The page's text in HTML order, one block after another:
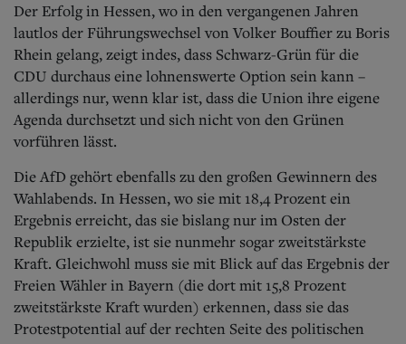
Der Erfolg in Hessen, wo in den vergangenen Jahren
lautlos der Führungswechsel von Volker Bouffier zu Boris
Rhein gelang, zeigt indes, dass Schwarz-Grün für die
CDU durchaus eine lohnenswerte Option sein kann –
allerdings nur, wenn klar ist, dass die Union ihre eigene
Agenda durchsetzt und sich nicht von den Grünen
vorführen lässt.
Die AfD gehört ebenfalls zu den großen Gewinnern des
Wahlabends. In Hessen, wo sie mit 18,4 Prozent ein
Ergebnis erreicht, das sie bislang nur im Osten der
Republik erzielte, ist sie nunmehr sogar zweitstärkste
Kraft. Gleichwohl muss sie mit Blick auf das Ergebnis der
Freien Wähler in Bayern (die dort mit 15,8 Prozent
zweitstärkste Kraft wurden) erkennen, dass sie das
Protestpotential auf der rechten Seite des politischen